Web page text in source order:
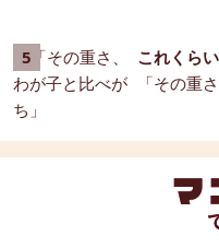
これくら
「その重